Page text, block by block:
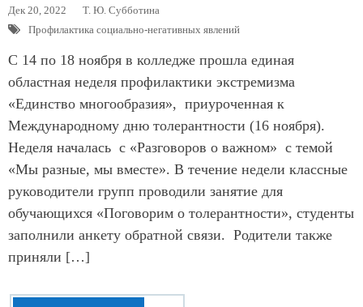
Дек 20, 2022
Т. Ю. Субботина
Профилактика социально-негативных явлений
С 14 по 18 ноября в колледже прошла единая
областная неделя профилактики экстремизма
«Единство многообразия», приуроченная к
Международному дню толерантности (16 ноября).
Неделя началась с «Разговоров о важном» с темой
«Мы разные, мы вместе». В течение недели классные
руководители групп проводили занятие для
обучающихся «Поговорим о толерантности», студенты
заполнили анкету обратной связи. Родители также
приняли […]